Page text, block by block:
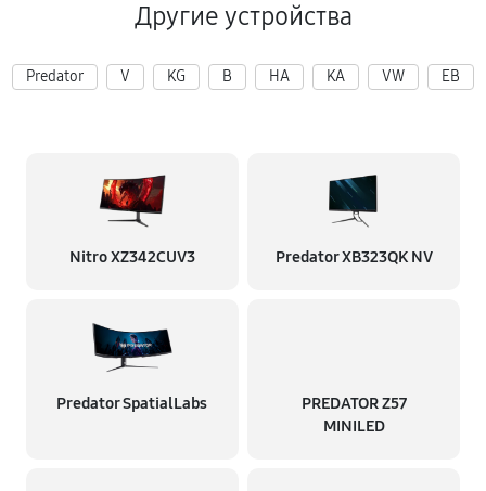
Другие устройства
Predator V KG B HA KA VW EB
Nitro XZ342CUV3 Predator XB323QK NV
Predator SpatialLabs
PREDATOR Z57
MINILED